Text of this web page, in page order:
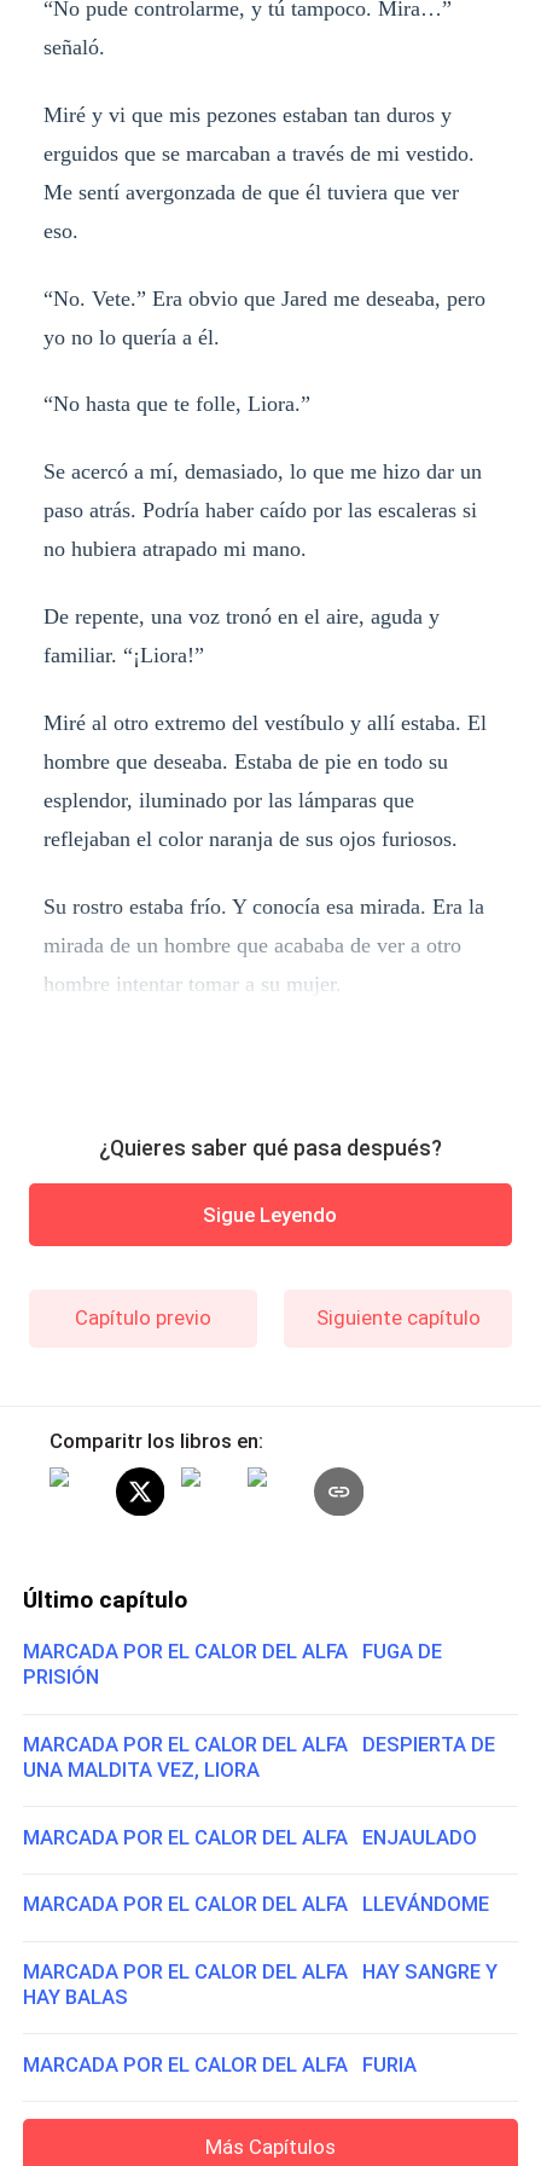
“No pude controlarme, y tú tampoco. Mira…”
señaló.
Miré y vi que mis pezones estaban tan duros y
erguidos que se marcaban a través de mi vestido.
Me sentí avergonzada de que él tuviera que ver
eso.
“No. Vete.” Era obvio que Jared me deseaba, pero
yo no lo quería a él.
“No hasta que te folle, Liora.”
Se acercó a mí, demasiado, lo que me hizo dar un
paso atrás. Podría haber caído por las escaleras si
no hubiera atrapado mi mano.
De repente, una voz tronó en el aire, aguda y
familiar. “¡Liora!”
Miré al otro extremo del vestíbulo y allí estaba. El
hombre que deseaba. Estaba de pie en todo su
esplendor, iluminado por las lámparas que
reflejaban el color naranja de sus ojos furiosos.
Su rostro estaba frío. Y conocía esa mirada. Era la
mirada de un hombre que acababa de ver a otro
hombre intentar tomar a su mujer.
¿Quieres saber qué pasa después?
Sigue Leyendo
Capítulo previo Siguiente capítulo
Comparitr los libros en:
Último capítulo
MARCADA POR EL CALOR DEL ALFA FUGA DE
PRISIÓN
MARCADA POR EL CALOR DEL ALFA DESPIERTA DE
UNA MALDITA VEZ, LIORA
MARCADA POR EL CALOR DEL ALFA ENJAULADO
MARCADA POR EL CALOR DEL ALFA LLEVÁNDOME
MARCADA POR EL CALOR DEL ALFA HAY SANGRE Y
HAY BALAS
MARCADA POR EL CALOR DEL ALFA FURIA
Más Capítulos